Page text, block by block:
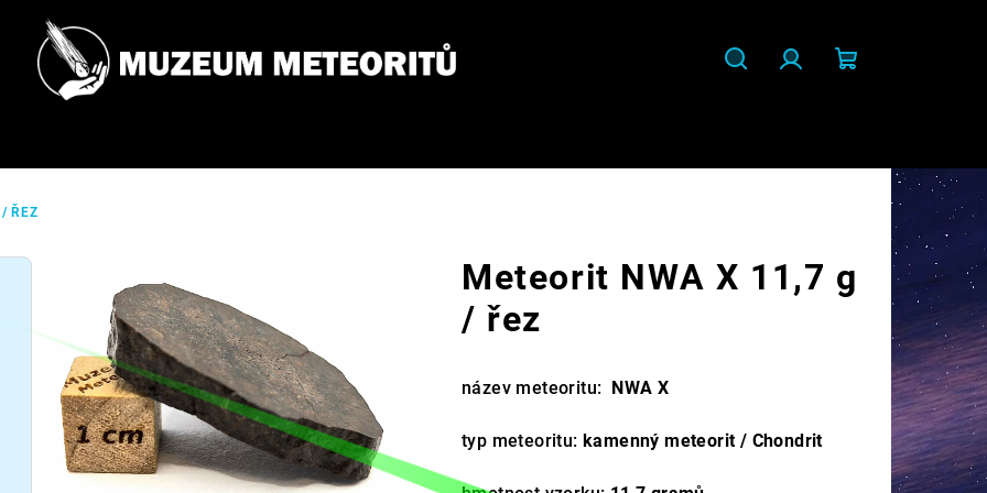
ŘEZ
Meteorit NWA X 11,7 g
/ řez
název meteoritu: NWA X
typ meteoritu: kamenný meteorit / Chondrit